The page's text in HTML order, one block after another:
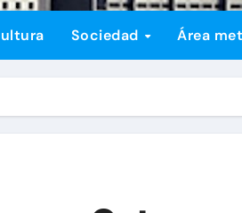
Sociedad Área